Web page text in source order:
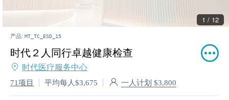
2 / 12
产品: MT_TC_ESD_15
时代２人同行卓越健康检查
时代医疗服务中心
71项目 平均每人$3,675 一人计划 $3,800